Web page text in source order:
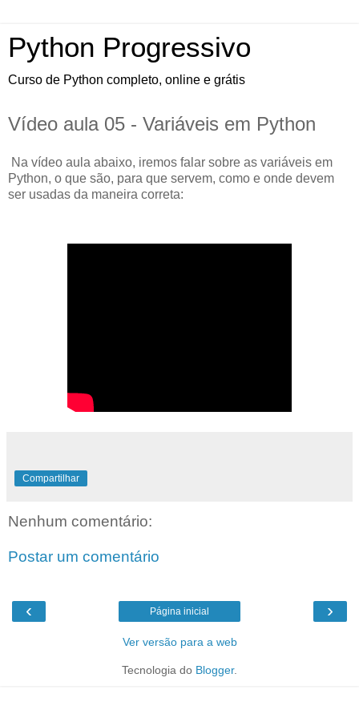
Python Progressivo
Curso de Python completo, online e grátis
Vídeo aula 05 - Variáveis em Python
Na vídeo aula abaixo, iremos falar sobre as variáveis em
Python, o que são, para que servem, como e onde devem
ser usadas da maneira correta:
Compartilhar
Nenhum comentário:
Postar um comentário
‹ ›
Página inicial
Ver versão para a web
Tecnologia do Blogger.